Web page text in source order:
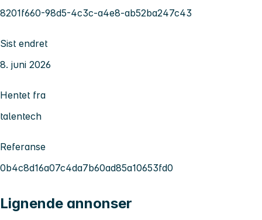
8201f660-98d5-4c3c-a4e8-ab52ba247c43
Sist endret
8. juni 2026
Hentet fra
talentech
Referanse
0b4c8d16a07c4da7b60ad85a10653fd0
Lignende annonser